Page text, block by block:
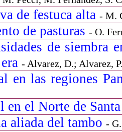
de festuca alta - M.
de pasturas - O.
de siembra
- Alvarez, D.; Alvarez,
en las regiones
en el Norte de
aliada del tambo -